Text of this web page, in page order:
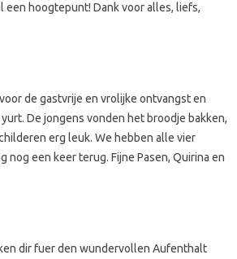
een hoogtepunt! Dank voor alles, liefs,
de gastvrije en vrolijke ontvangst en
De jongens vonden het broodje bakken,
erg leuk. We hebben alle vier
nog een keer terug. Fijne Pasen, Quirina en
dir fuer den wundervollen Aufenthalt